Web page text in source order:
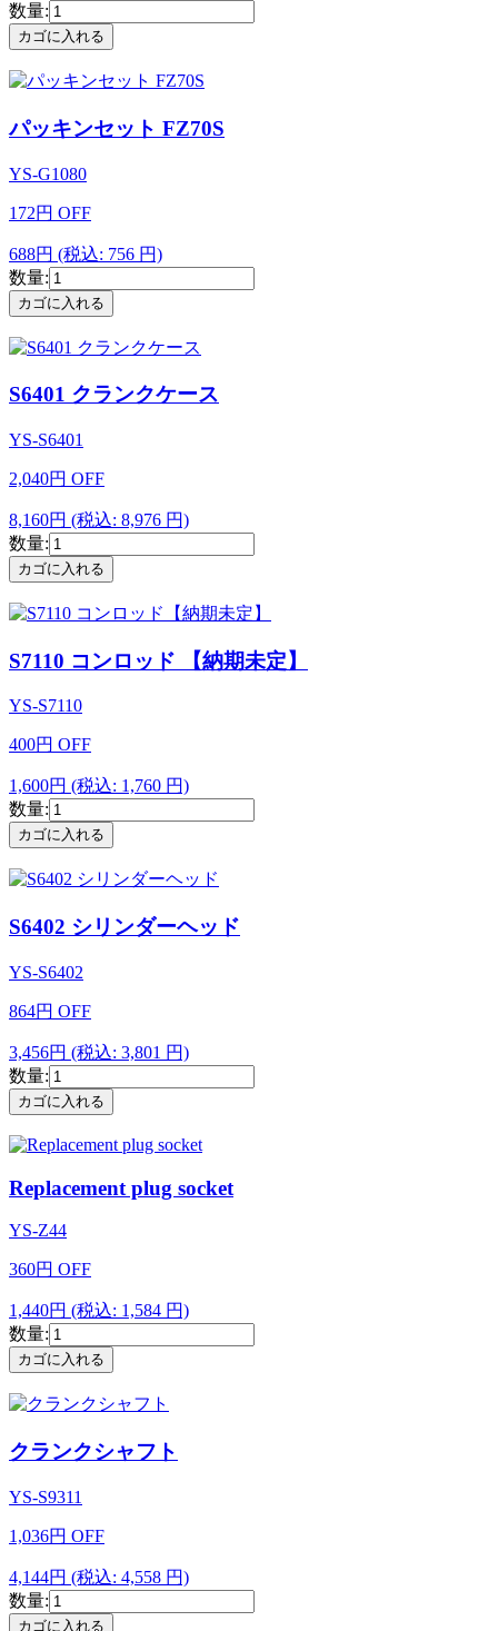
数量:
パッキンセット FZ70S
YS-G1080
172円 OFF
688円 (税込: 756 円)
数量:
S6401 クランクケース
YS-S6401
2,040円 OFF
8,160円 (税込: 8,976 円)
数量:
S7110 コンロッド 【納期未定】
YS-S7110
400円 OFF
1,600円 (税込: 1,760 円)
数量:
S6402 シリンダーヘッド
YS-S6402
864円 OFF
3,456円 (税込: 3,801 円)
数量:
Replacement plug socket
YS-Z44
360円 OFF
1,440円 (税込: 1,584 円)
数量:
クランクシャフト
YS-S9311
1,036円 OFF
4,144円 (税込: 4,558 円)
数量: